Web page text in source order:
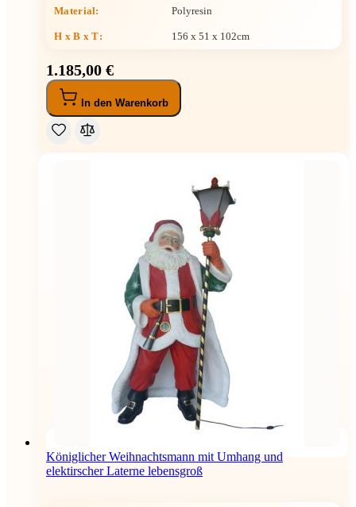
Material: Polyresin
H x B x T: 156 x 51 x 102cm
1.185,00 €
In den Warenkorb
Königlicher Weihnachtsmann mit Umhang und
elektirscher Laterne lebensgroß